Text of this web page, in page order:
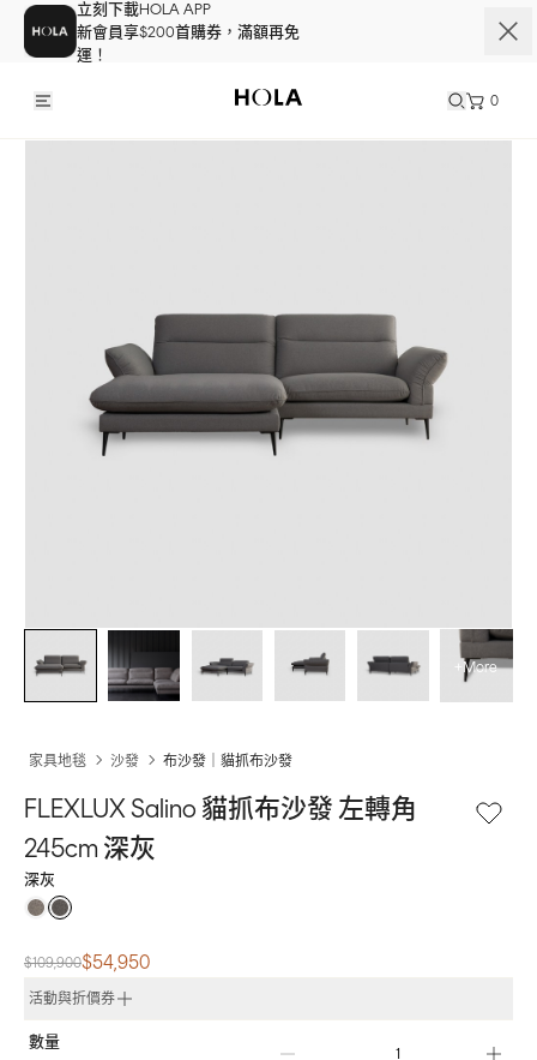
立刻下載HOLA APP
新會員享$200首購券，滿額再免
運！
0
+More
家具地毯 沙發 布沙發｜貓抓布沙發
FLEXLUX Salino 貓抓布沙發 左轉角
245cm 深灰
深灰
$109,900$54,950
活動與折價券
數量